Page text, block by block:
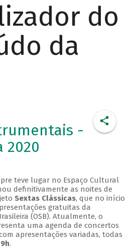
do
da
-
2020
teve lugar no Espaço Cultural
definitivamente as noites de
Sextas Clássicas, que no início
gratuitas da
(OSB). Atualmente, o
uma agenda de concertos
apresentações variadas, todas
.